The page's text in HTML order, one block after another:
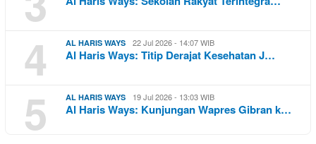
4 AL HARIS WAYS 22 Jul 2026 - 14:07 WIB
Al Haris Ways: Titip Derajat Kesehatan J…
5 AL HARIS WAYS 19 Jul 2026 - 13:03 WIB
Al Haris Ways: Kunjungan Wapres Gibran k…